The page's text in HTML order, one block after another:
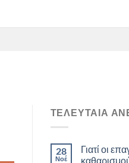
ΤΕΛΕΥΤΑΙΑ
28
Νοέ
Γιατί οι